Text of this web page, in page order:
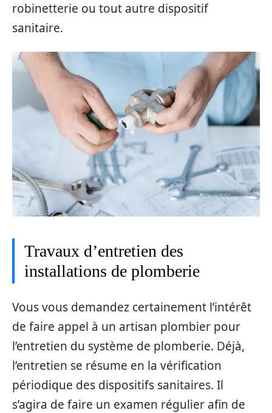
robinetterie ou tout autre dispositif
sanitaire.
Travaux d’entretien des
installations de plomberie
Vous vous demandez certainement l’intérêt
de faire appel à un artisan plombier pour
l’entretien du système de plomberie. Déjà,
l’entretien se résume en la vérification
périodique des dispositifs sanitaires. Il
s’agira de faire un examen régulier afin de